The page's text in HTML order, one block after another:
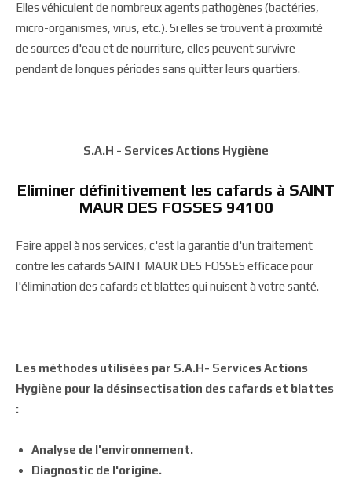
Elles véhiculent de nombreux agents pathogènes (bactéries,
micro-organismes, virus, etc.). Si elles se trouvent à proximité
de sources d'eau et de nourriture, elles peuvent survivre
pendant de longues périodes sans quitter leurs quartiers.
S.A.H - Services Actions Hygiène
Eliminer définitivement les cafards à SAINT
MAUR DES FOSSES 94100
Faire appel à nos services, c'est la garantie d'un traitement
contre les cafards SAINT MAUR DES FOSSES efficace pour
l'élimination des cafards et blattes qui nuisent à votre santé.
Les méthodes utilisées par S.A.H- Services Actions
Hygiène pour la désinsectisation des cafards et blattes
:
Analyse de l'environnement.
Diagnostic de l'origine.